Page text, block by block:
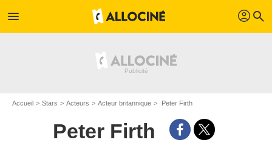
menu profil search
Accueil Stars Acteurs Acteur britannique Peter Firth
Peter Firth